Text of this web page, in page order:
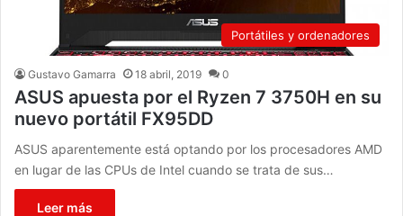
Portátiles y ordenadores
Gustavo Gamarra 18 abril, 2019 0
ASUS apuesta por el Ryzen 7 3750H en su
nuevo portátil FX95DD
ASUS aparentemente está optando por los procesadores AMD
en lugar de las CPUs de Intel cuando se trata de sus…
Leer más